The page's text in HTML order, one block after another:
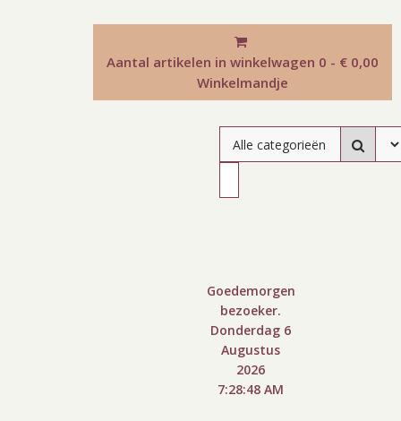
Aantal artikelen in winkelwagen 0 - € 0,00
Winkelmandje
Goedemorgen
bezoeker.
Donderdag 6
Augustus
2026
7:28:49 AM